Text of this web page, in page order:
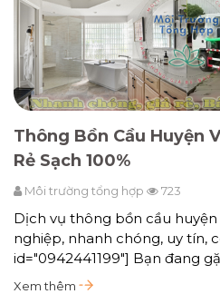
Thông Bồn Cầu Huyện
Rẻ Sạch 100%
Môi trường tổng hợp 723
Dịch vụ thông bồn cầu
nghiệp, nhanh chóng, uy tín,
id="0942441199"] Bạn đang
Xem thêm